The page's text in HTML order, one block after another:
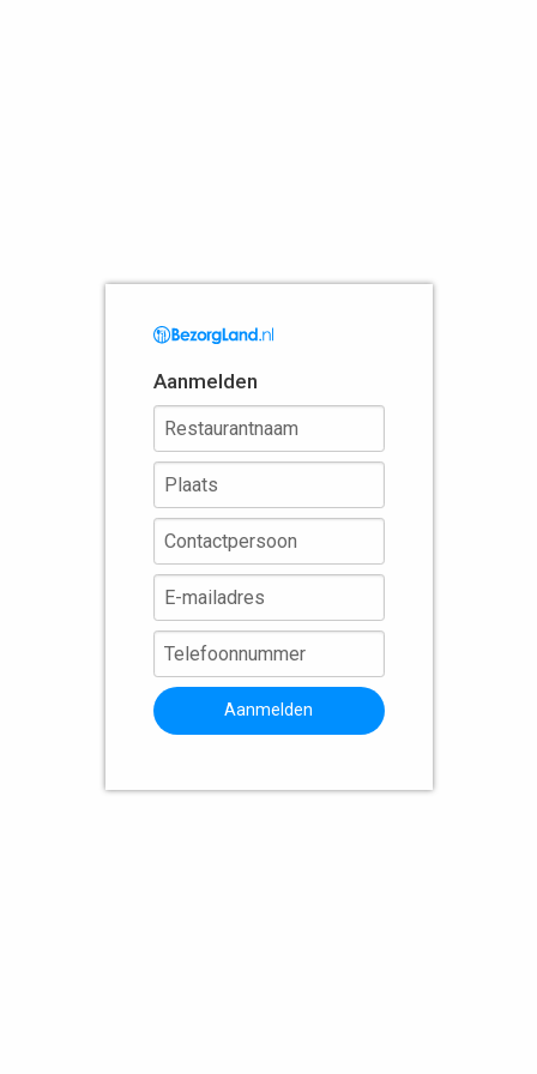
Aanmelden
Aanmelden